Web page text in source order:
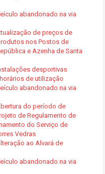
abandonado na via
de preços de
nos Postos de
e Azenha de Santa
desportivas
de utilização
abandonado na via
do período de
de Regulamento de
do Serviço de
Vedras
ao Alvará de
abandonado na via